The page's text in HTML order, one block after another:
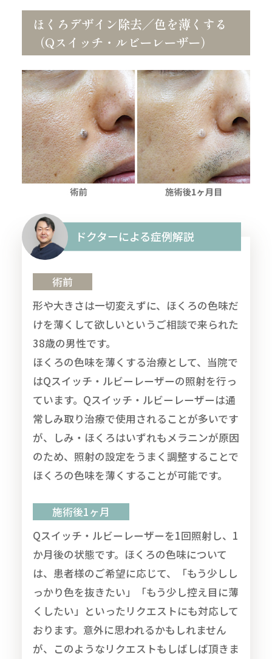
ほくろデザイン除去／色を薄くする
（Qスイッチ・ルビーレーザー）
ドクターによる症例解説
術前
形や大きさは一切変えずに、ほくろの色味だ
けを薄くして欲しいというご相談で来られた
38歳の男性です。
ほくろの色味を薄くする治療として、当院で
はQスイッチ・ルビーレーザーの照射を行っ
ています。Qスイッチ・ルビーレーザーは通
常しみ取り治療で使用されることが多いです
が、しみ・ほくろはいずれもメラニンが原因
のため、照射の設定をうまく調整することで
ほくろの色味を薄くすることが可能です。
施術後1ヶ月
Qスイッチ・ルビーレーザーを1回照射し、1
か月後の状態です。ほくろの色味について
は、患者様のご希望に応じて、「もう少しし
っかり色を抜きたい」「もう少し控え目に薄
くしたい」といったリクエストにも対応して
おります。意外に思われるかもしれません
が、このようなリクエストもしばしば頂きま